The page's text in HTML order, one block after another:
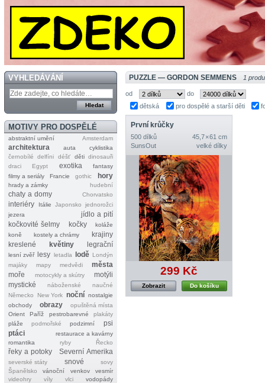
VYHLEDÁVÁNÍ
MOTIVY PRO DOSPĚLÉ
abstraktní umění Amsterdam
architektura auta
cyklistika
černobílé
delfíni déšť děti dinosauři
draci
Egypt exotika
fantasy
filmy a seriály
Francie gothic hory
hrady a zámky hudební
chaty a domy Chorvatsko
interiéry Itálie Japonsko
jednorožci
jezera
jídlo a pití
kočkovité šelmy
kočky
koláže
koně
kostely a chrámy
krajiny
kreslené
květiny legrační
lesní zvěř lesy letadla lodě Londýn
majáky
mapy medvědi
města
moře
motocykly a skútry
motýli
mystické
náboženské
naučné
Německo
New York noční nostalgie
obchody
obrazy
opuštěná místa
Orient
Paříž pestrobarevné
plakáty
pláže
podmořské podzimní
psi
ptáci
restaurace a kavárny
romantika
ryby Řecko
řeky a potoky Severní Amerika
severské státy snové
sovy
Španělsko
vánoční venkov
vesmír
videohry
víly vlci vodopády
PUZZLE — GORDON SEMMENS 1
od
do
dětská
pro dospělé a starší děti
První krůčky
500 dílků
45,7 × 61 cm
SunsOut
velké dílky
299 Kč
Do košíku
Zobrazit